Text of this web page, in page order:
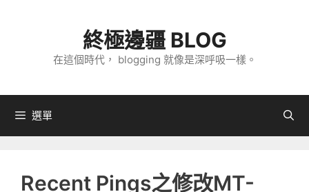
內
終極邊疆 BLOG
在這個時代， blogging 就像是深呼吸一樣。
選單
Recent Pings之修改MT-